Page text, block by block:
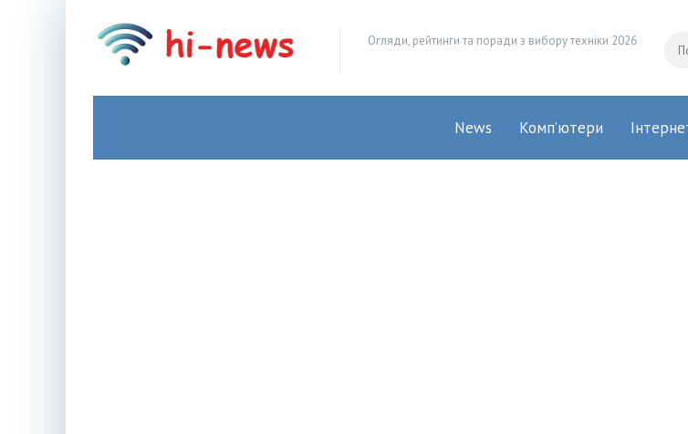
Огляди, рейтинги та поради з вибору техніки 2026
News Комп’ютери